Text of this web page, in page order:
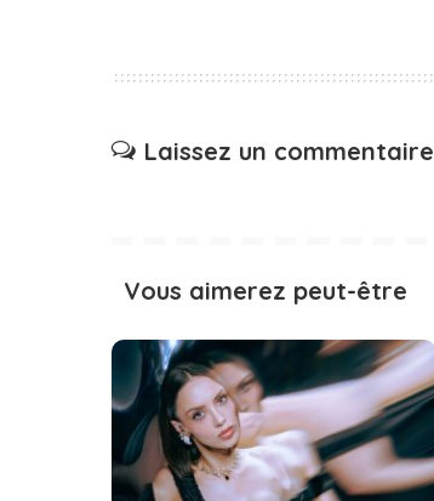
Laissez un commentaire
Vous aimerez peut-être